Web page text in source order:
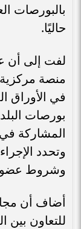
بالبورصات
حاليًا.
لفت إلى أن
منصة
في الأوراق
بورصات
المشاركة
وتحدد
وشروط
أضاف أن
للتعاون بين